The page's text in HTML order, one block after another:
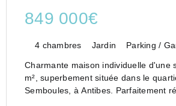
849 000€
4 chambres Jardin Parking /
Charmante maison individuelle d'une
m², superbement située dans le
Semboules, à Antibes. Parfaitement